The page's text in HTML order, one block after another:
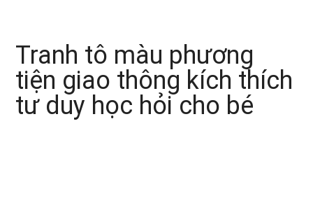
Tranh tô màu phương
tiện giao thông kích thích
tư duy học hỏi cho bé